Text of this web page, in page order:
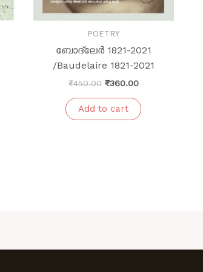
POETRY
ബോദ്‌ലേർ 1821-2021
/Baudelaire 1821-2021
₹450.00 ₹360.00
Add to cart